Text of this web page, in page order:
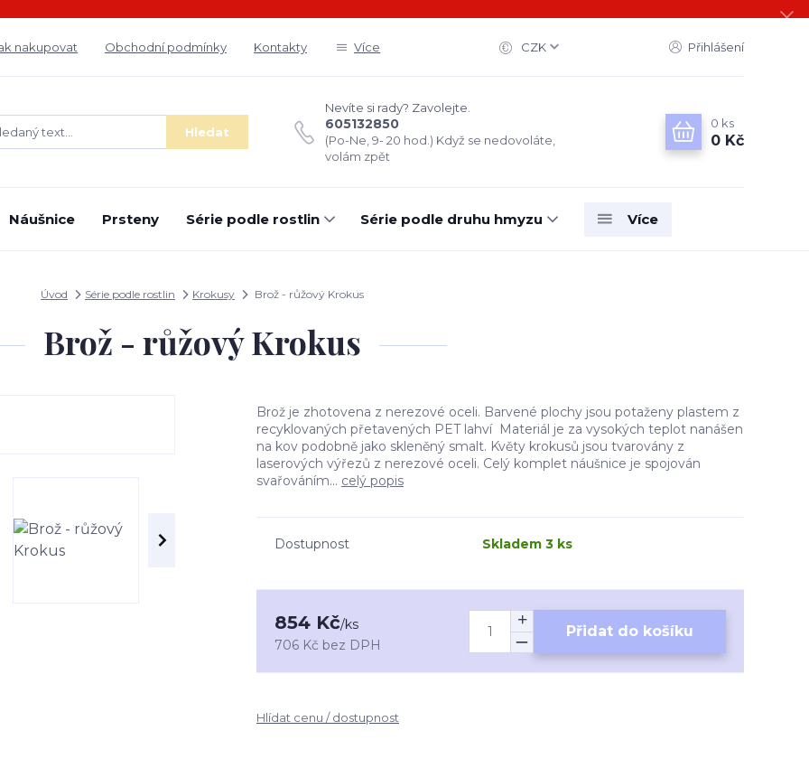
nakupovat Obchodní podmínky Kontakty Více CZK Přihlášení
Hledat
Nevíte si rady? Zavolejte.
605132850
(Po-Ne, 9- 20 hod.) Když se nedovoláte,
volám zpět
0 ks
0 Kč
Náušnice Prsteny Série podle rostlin Série podle druhu hmyzu Více
Úvod Série podle rostlin Krokusy Brož - růžový Krokus
Brož - růžový Krokus
Brož je zhotovena z nerezové oceli. Barvené plochy jsou potaženy plastem z
recyklovaných přetavených PET lahví Materiál je za vysokých teplot nanášen
na kov podobně jako skleněný smalt. Květy krokusů jsou tvarovány z
laserových výřezů z nerezové oceli. Celý komplet náušnice je spojován
svařováním... celý popis
Dostupnost Skladem 3 ks
854 Kč/ks
706 Kč bez DPH
Přidat do košíku
Hlídat cenu / dostupnost